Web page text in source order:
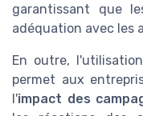
garantissant que
adéquation avec les
En outre,
permet aux
l'impact des